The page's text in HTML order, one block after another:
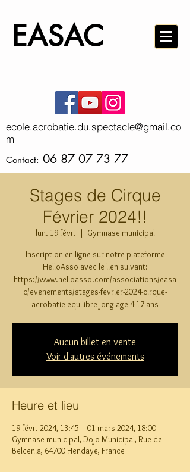
EASAC
ecole.acrobatie.du.spectacle@gmail.co
m
Contact: 06 87 07 73 77
Stages de Cirque
Février 2024!!
lun. 19 févr.
  |
Gymnase municipal
Inscription en ligne sur notre plateforme
HelloAsso avec le lien suivant:
https://www.helloasso.com/associations/easa
c/evenements/stages-fevrier-2024-cirque-
acrobatie-equilibre-jonglage-4-17-ans
Aucun billet en vente
Voir d'autres événements
Heure et lieu
19 févr. 2024, 13:45 – 01 mars 2024, 18:00
Gymnase municipal, Dojo Municipal, Rue de
Belcenia, 64700 Hendaye, France